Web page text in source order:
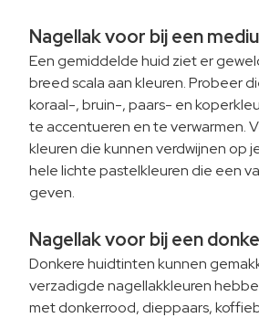
Nagellak voor bij een
Een gemiddelde huid ziet er
breed scala aan kleuren. Probeer
koraal-, bruin-, paars- en
te accentueren en te verwarmen.
kleuren die kunnen verdwijnen op
hele lichte pastelkleuren die een
geven.
Nagellak voor bij een
Donkere huidtinten kunnen
verzadigde nagellakkleuren
met donkerrood, dieppaars,